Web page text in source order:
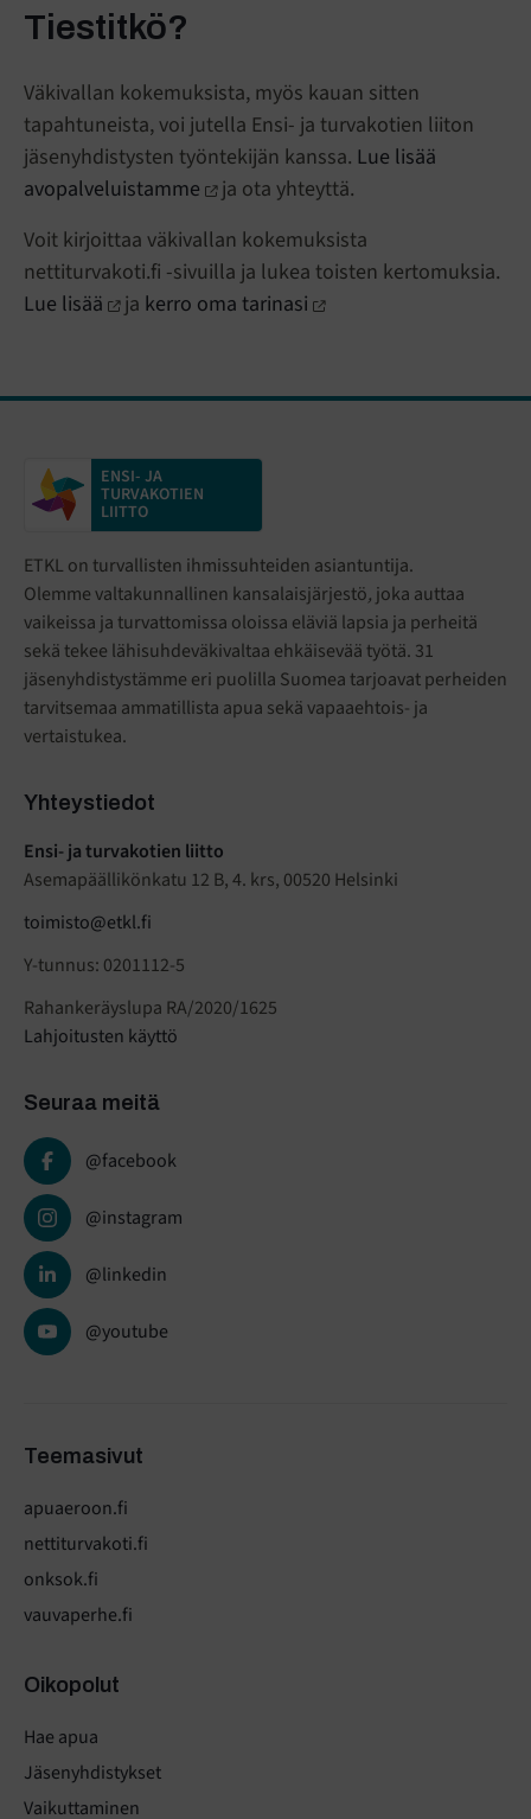
Tiestitkö?
Väkivallan kokemuksista, myös kauan sitten
tapahtuneista, voi jutella Ensi- ja turvakotien liiton
jäsenyhdistysten työntekijän kanssa. Lue lisää
avopalveluistamme ja ota yhteyttä.
Voit kirjoittaa väkivallan kokemuksista
nettiturvakoti.fi -sivuilla ja lukea toisten kertomuksia.
Lue lisää ja kerro oma tarinasi
ENSI- JA
TURVAKOTIEN
LIITTO
ETKL on turvallisten ihmissuhteiden asiantuntija.
Olemme valtakunnallinen kansalaisjärjestö, joka auttaa
vaikeissa ja turvattomissa oloissa eläviä lapsia ja perheitä
sekä tekee lähisuhdeväkivaltaa ehkäisevää työtä. 31
jäsenyhdistystämme eri puolilla Suomea tarjoavat perheiden
tarvitsemaa ammatillista apua sekä vapaaehtois- ja
vertaistukea.
Yhteystiedot
Ensi- ja turvakotien liitto
Asemapäällikönkatu 12 B, 4. krs, 00520 Helsinki
toimisto@etkl.fi
Y-tunnus: 0201112-5
Rahankeräyslupa RA/2020/1625
Lahjoitusten käyttö
Seuraa meitä
@facebook
@instagram
@linkedin
@youtube
Teemasivut
apuaeroon.fi
nettiturvakoti.fi
onksok.fi
vauvaperhe.fi
Oikopolut
Hae apua
Jäsenyhdistykset
Vaikuttaminen